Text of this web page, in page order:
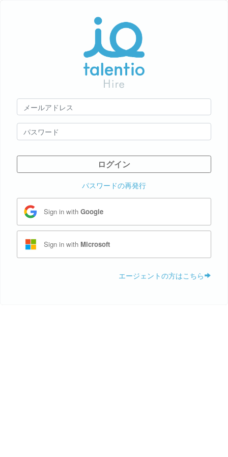
ログイン
パスワードの再発行
Sign in with Google
Sign in with Microsoft
エージェントの方はこちら